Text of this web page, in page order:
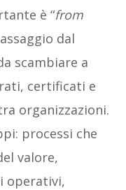
è “from
dal
scambiare a
certificati e
organizzazioni.
processi che
valore,
operativi,